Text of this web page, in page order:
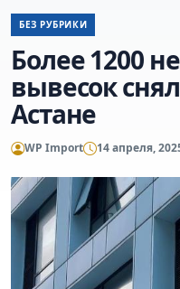
БЕЗ РУБРИКИ
Более 1200
вывесок
Астане
WP Import 14 апреля,